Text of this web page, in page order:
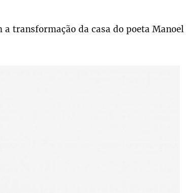
transformação da casa do poeta Manoel